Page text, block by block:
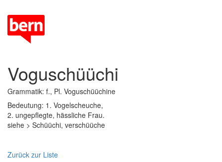
Voguschüüchi
Grammatik: f., Pl. Voguschüüchine
Bedeutung: 1. Vogelscheuche,
2. ungepflegte, hässliche Frau.
siehe > Schüüchi, verschüüche
Zurück zur Liste